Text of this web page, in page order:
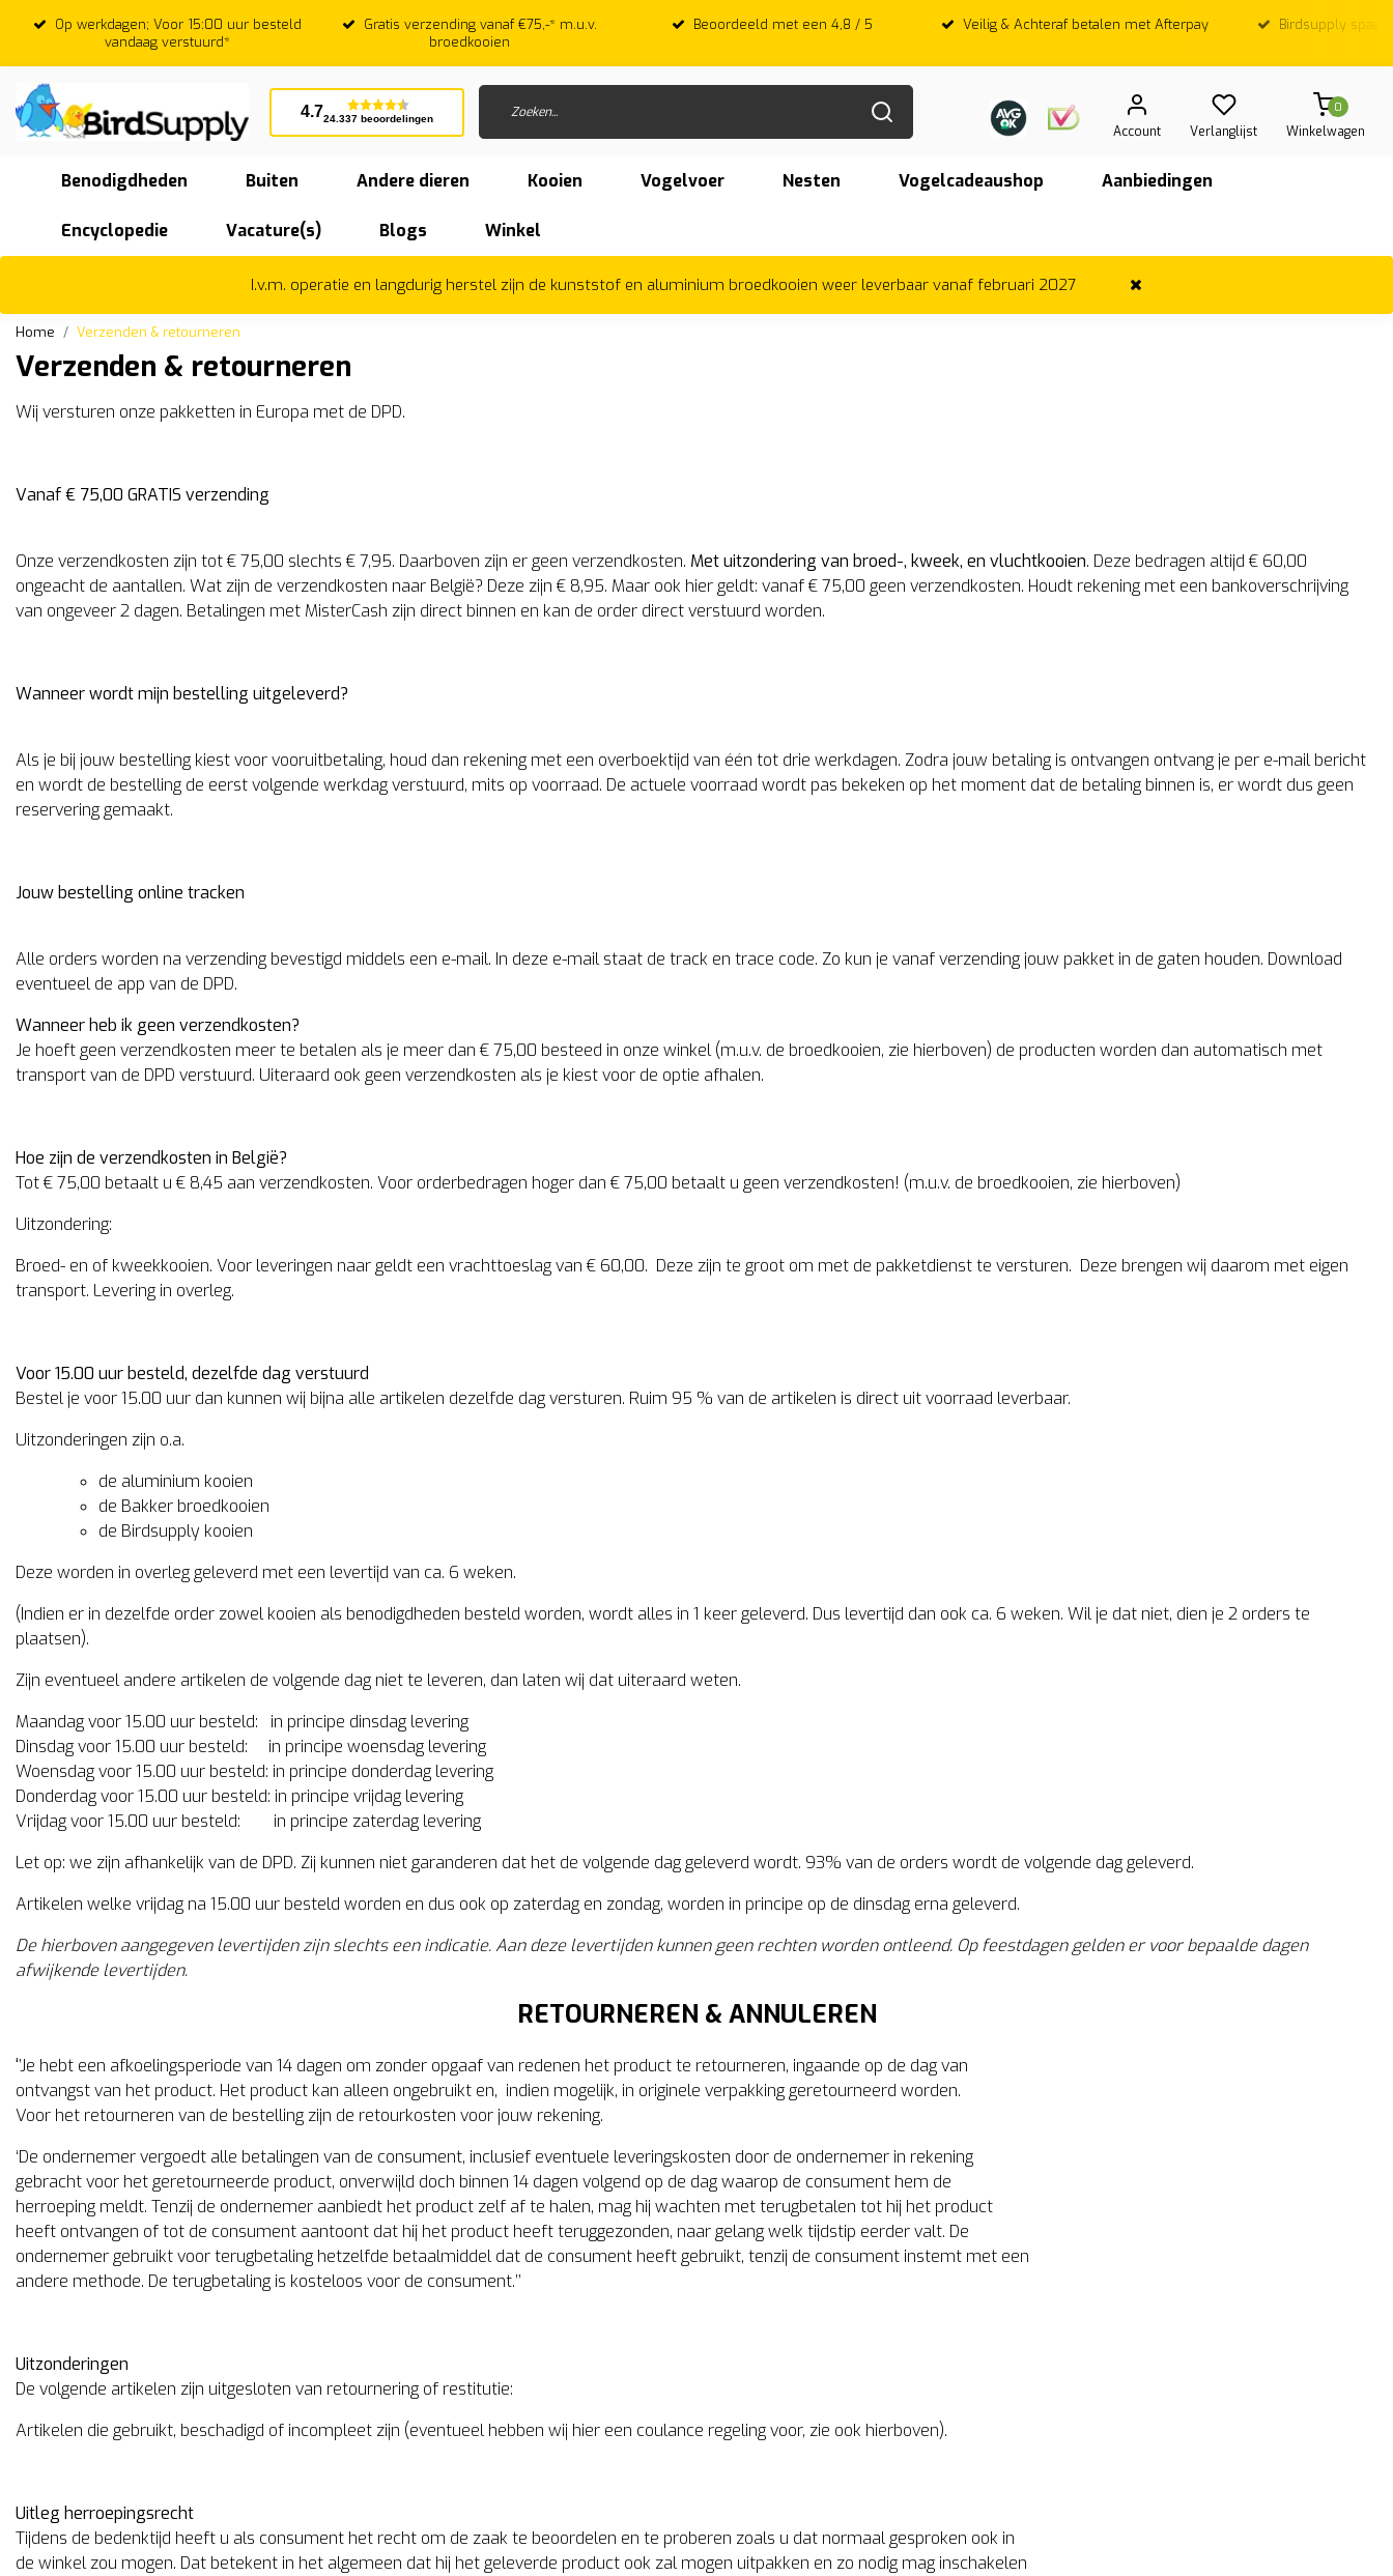
Gratis verzending vanaf €75,-* m.u.v.
broedkooien
Beoordeeld met een 4,8 / 5 Veilig & Achteraf betalen met Afterpay Birdsupply spaarpunt bij elke euro
Op werkdagen;
4.724.337 beoordelingen
Account Verlanglijst
0
Winkelwagen
Benodigdheden Buiten Andere dieren Kooien Vogelvoer Nesten Vogelcadeaushop Aanbiedingen
Encyclopedie Vacature(s) Blogs Winkel
I.v.m. operatie en langdurig herstel zijn de kunststof en aluminium broedkooien weer leverbaar vanaf februari 2027
Home Verzenden & retourneren
Verzenden & retourneren
Wij versturen onze pakketten in Europa met de DPD.
Vanaf € 75,00 GRATIS verzending
Onze verzendkosten zijn tot € 75,00 slechts € 7,95. Daarboven zijn er geen verzendkosten. Met uitzondering van broed-, kweek, en vluchtkooien. Deze bedragen altijd € 60,00
ongeacht de aantallen. Wat zijn de verzendkosten naar België? Deze zijn € 8,95. Maar ook hier geldt: vanaf € 75,00 geen verzendkosten. Houdt rekening met een bankoverschrijving
van ongeveer 2 dagen. Betalingen met MisterCash zijn direct binnen en kan de order direct verstuurd worden.
Wanneer wordt mijn bestelling uitgeleverd?
Als je bij jouw bestelling kiest voor vooruitbetaling, houd dan rekening met een overboektijd van één tot drie werkdagen. Zodra jouw betaling is ontvangen ontvang je per e-mail bericht
en wordt de bestelling de eerst volgende werkdag verstuurd, mits op voorraad. De actuele voorraad wordt pas bekeken op het moment dat de betaling binnen is, er wordt dus geen
reservering gemaakt.
Jouw bestelling online tracken
Alle orders worden na verzending bevestigd middels een e-mail. In deze e-mail staat de track en trace code. Zo kun je vanaf verzending jouw pakket in de gaten houden. Download
eventueel de app van de DPD.
Wanneer heb ik geen verzendkosten?
Je hoeft geen verzendkosten meer te betalen als je meer dan € 75,00 besteed in onze winkel (m.u.v. de broedkooien, zie hierboven) de producten worden dan automatisch met
transport van de DPD verstuurd. Uiteraard ook geen verzendkosten als je kiest voor de optie afhalen.
Hoe zijn de verzendkosten in België?
Tot € 75,00 betaalt u € 8,45 aan verzendkosten. Voor orderbedragen hoger dan € 75,00 betaalt u geen verzendkosten! (m.u.v. de broedkooien, zie hierboven)
Uitzondering:
Broed- en of kweekkooien. Voor leveringen naar geldt een vrachttoeslag van € 60,00. Deze zijn te groot om met de pakketdienst te versturen. Deze brengen wij daarom met eigen
transport. Levering in overleg.
Voor 15.00 uur besteld, dezelfde dag verstuurd
Bestel je voor 15.00 uur dan kunnen wij bijna alle artikelen dezelfde dag versturen. Ruim 95 % van de artikelen is direct uit voorraad leverbaar.
Uitzonderingen zijn o.a.
de aluminium kooien
de Bakker broedkooien
de Birdsupply kooien
Deze worden in overleg geleverd met een levertijd van ca. 6 weken.
(Indien er in dezelfde order zowel kooien als benodigdheden besteld worden, wordt alles in 1 keer geleverd. Dus levertijd dan ook ca. 6 weken. Wil je dat niet, dien je 2 orders te
plaatsen).
Zijn eventueel andere artikelen de volgende dag niet te leveren, dan laten wij dat uiteraard weten.
Maandag voor 15.00 uur besteld: in principe dinsdag levering
Dinsdag voor 15.00 uur besteld: in principe woensdag levering
Woensdag voor 15.00 uur besteld: in principe donderdag levering
Donderdag voor 15.00 uur besteld: in principe vrijdag levering
Vrijdag voor 15.00 uur besteld: in principe zaterdag levering
Let op: we zijn afhankelijk van de DPD. Zij kunnen niet garanderen dat het de volgende dag geleverd wordt. 93% van de orders wordt de volgende dag geleverd.
Artikelen welke vrijdag na 15.00 uur besteld worden en dus ook op zaterdag en zondag, worden in principe op de dinsdag erna geleverd.
De hierboven aangegeven levertijden zijn slechts een indicatie. Aan deze levertijden kunnen geen rechten worden ontleend. Op feestdagen gelden er voor bepaalde dagen
afwijkende levertijden.
RETOURNEREN & ANNULEREN
‘’Je hebt een afkoelingsperiode van 14 dagen om zonder opgaaf van redenen het product te retourneren, ingaande op de dag van
ontvangst van het product. Het product kan alleen ongebruikt en, indien mogelijk, in originele verpakking geretourneerd worden.
Voor het retourneren van de bestelling zijn de retourkosten voor jouw rekening.
‘De ondernemer vergoedt alle betalingen van de consument, inclusief eventuele leveringskosten door de ondernemer in rekening
gebracht voor het geretourneerde product, onverwijld doch binnen 14 dagen volgend op de dag waarop de consument hem de
herroeping meldt. Tenzij de ondernemer aanbiedt het product zelf af te halen, mag hij wachten met terugbetalen tot hij het product
heeft ontvangen of tot de consument aantoont dat hij het product heeft teruggezonden, naar gelang welk tijdstip eerder valt. De
ondernemer gebruikt voor terugbetaling hetzelfde betaalmiddel dat de consument heeft gebruikt, tenzij de consument instemt met een
andere methode. De terugbetaling is kosteloos voor de consument.’’
Uitzonderingen
De volgende artikelen zijn uitgesloten van retournering of restitutie:
Artikelen die gebruikt, beschadigd of incompleet zijn (eventueel hebben wij hier een coulance regeling voor, zie ook hierboven).
Uitleg herroepingsrecht
Tijdens de bedenktijd heeft u als consument het recht om de zaak te beoordelen en te proberen zoals u dat normaal gesproken ook in
de winkel zou mogen. Dat betekent in het algemeen dat hij het geleverde product ook zal mogen uitpakken en zo nodig mag inschakelen